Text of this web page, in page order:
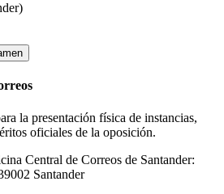
la presentación física de instancias,
oficiales de la oposición.
Central de Correos de Santander:
Santander